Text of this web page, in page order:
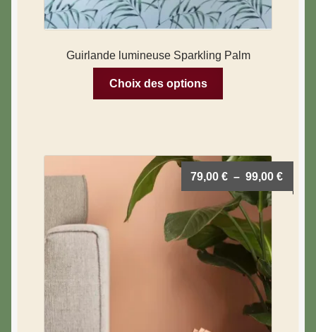
Guirlande lumineuse Sparkling Palm
Choix des options
79,00€ – 99,00€